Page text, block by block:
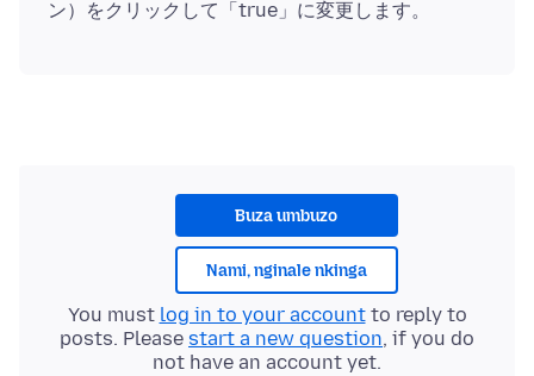
Buza umbuzo
Nami, nginale nkinga
You must log in to your accountto reply to
posts. Please start a new question, if you do
not have an account yet.